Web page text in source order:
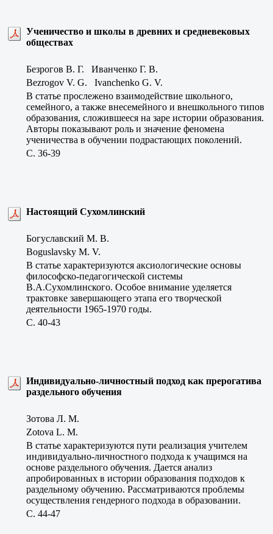
Ученичество и школы в древних и средневековых
обществах
Безрогов В. Г. Иванченко Г. В.
Bezrogov V. G. Ivanchenko G. V.
В статье прослежено взаимодействие школьного,
семейного, а также внесемейного и внешкольного типов
образования, сложившееся на заре истории образования.
Авторы показывают роль и значение феномена
ученичества в обучении подрастающих поколений.
C. 36-39
Настоящий Сухомлинский
Богуславский М. В.
Boguslavsky M. V.
В статье характеризуются аксиологические основы
философско-педагогической системы
В.А.Сухомлинского. Особое внимание уделяется
трактовке завершающего этапа его творческой
деятельности 1965-1970 годы.
C. 40-43
Индивидуально-личностный подход как прерогатива
раздельного обучения
Зотова Л. М.
Zotova L. M.
В статье характеризуются пути реализация учителем
индивидуально-личностного подхода к учащимся на
основе раздельного обучения. Дается анализ
апробированных в истории образования подходов к
раздельному обучению. Рассматриваются проблемы
осуществления гендерного подхода в образовании.
C. 44-47